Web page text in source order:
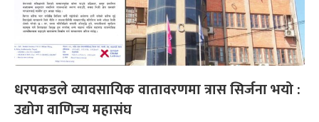
धरपकडले व्यावसायिक वातावरणमा त्रास सिर्जना भयो :
उद्योग वाणिज्य महासंघ